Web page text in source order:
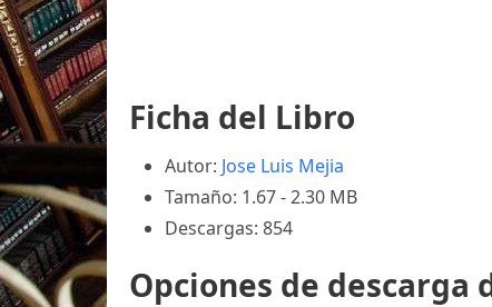
Ficha del Libro
Autor: Jose Luis Mejia
Tamaño: 1.67 - 2.30 MB
Descargas: 854
Opciones de descarga